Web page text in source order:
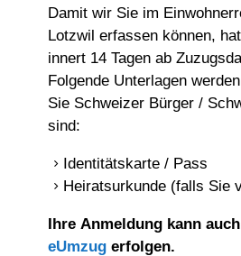
Damit wir Sie im
Lotzwil erfassen können,
innert 14 Tagen ab
Folgende Unterlagen
Sie Schweizer Bürger /
sind:
Identitätskarte / Pass
Heiratsurkunde (falls Sie
Ihre Anmeldung kann
eUmzug erfolgen.